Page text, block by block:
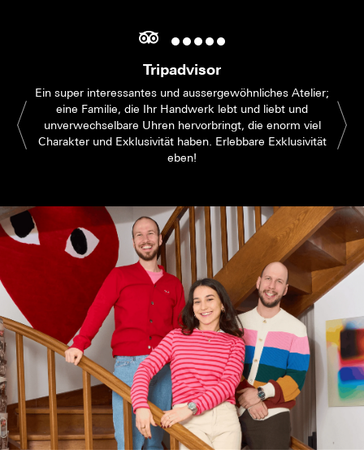
Tripadvisor
Ein super interessantes und aussergewöhnliches Atelier;
eine Familie, die Ihr Handwerk lebt und liebt und
unverwechselbare Uhren hervorbringt, die enorm viel
Charakter und Exklusivität haben. Erlebbare Exklusivität
eben!